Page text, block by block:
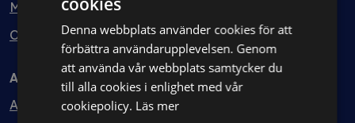
Min bolagsjurist
Ombud
Avtal
Avtalshantering
Denna webbplats använder cookies för att
förbättra användarupplevelsen. Genom
att använda vår webbplats samtycker du
till alla cookies i enlighet med vår
cookiepolicy. Läs mer